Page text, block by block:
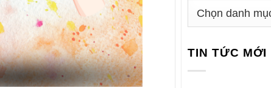
TIN TỨC MỚI